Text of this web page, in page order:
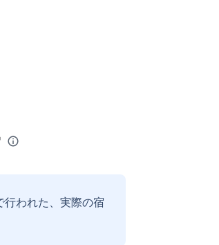
われた、実際の宿